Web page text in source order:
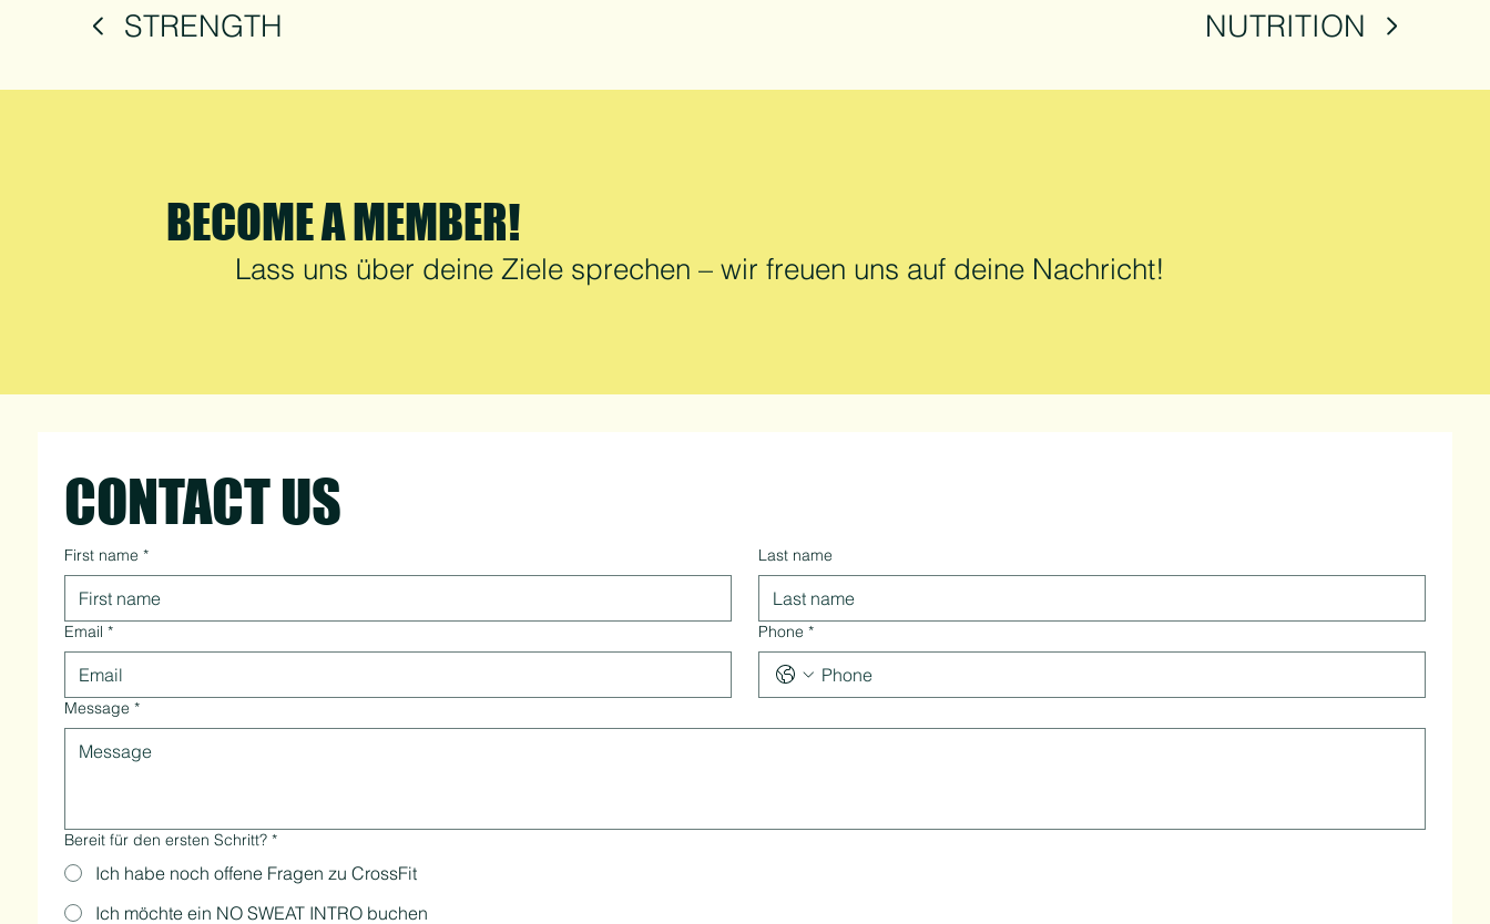
STRENGTH NUTRITION
BECOME A MEMBER!
Lass uns über deine Ziele sprechen – wir freuen uns auf deine Nachricht!
CONTACT US
First name * Last name
Email * Phone *
Message *
Bereit für den ersten Schritt? *
Ich habe noch offene Fragen zu CrossFit
Ich möchte ein NO SWEAT INTRO buchen